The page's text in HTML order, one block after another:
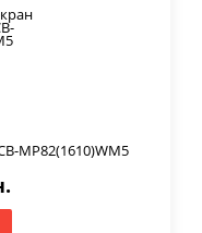
MP82(1610)WM5